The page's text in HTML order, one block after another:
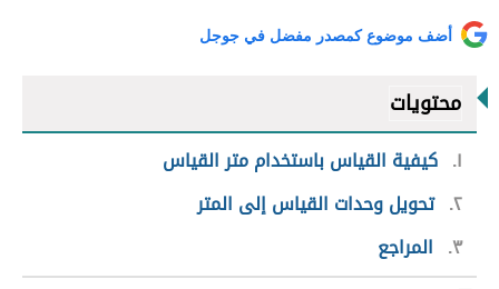
أضف موضوع كمصدر مفضل في جوجل
محتويات
١ كيفية القياس باستخدام متر القياس
٢ تحويل وحدات القياس إلى المتر
٣
المراجع